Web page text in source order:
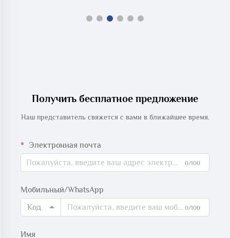
Получить бесплатное предложение
Наш представитель свяжется с вами в ближайшее время.
Электронная почта
0/100
Мобильный/WhatsApp
Код
0/100
Имя